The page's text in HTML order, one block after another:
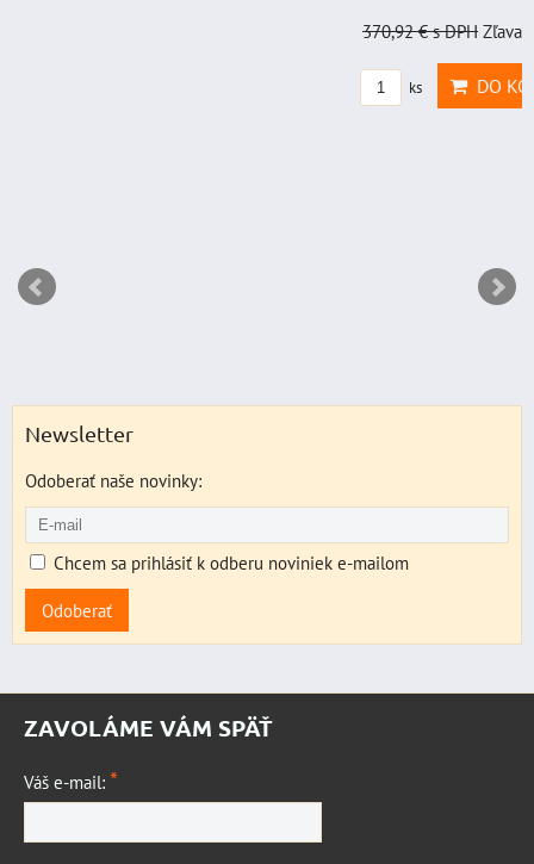
370,92 €s DPH Zľava
ks DO
Newsletter
Odoberať naše novinky:
Chcem sa prihlásiť k odberu noviniek e-mailom
Odoberať
ZAVOLÁME VÁM SPÄŤ
Váš e-mail: *